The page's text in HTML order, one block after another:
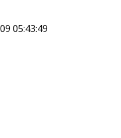
05:43:49